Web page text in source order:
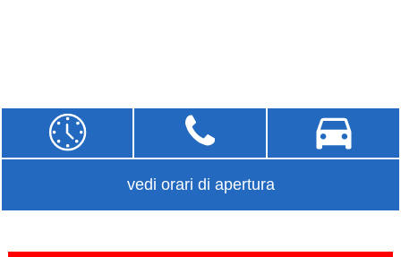
vedi orari di apertura